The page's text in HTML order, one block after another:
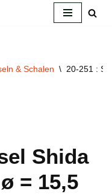
& Schalen \ 20-251 :
Shida
= 15,5